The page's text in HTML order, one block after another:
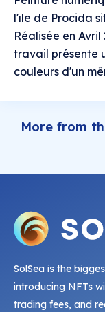
l'île de Procida
Réalisée en
travail présente
couleurs d'un
More from
SolSea is the
introducing NFTs
trading fees, and